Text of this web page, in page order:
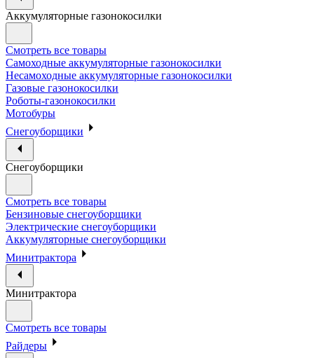
Аккумуляторные газонокосилки
Смотреть все товары
Самоходные аккумуляторные газонокосилки
Несамоходные аккумуляторные газонокосилки
Газовые газонокосилки
Роботы-газонокосилки
Мотобуры
Снегоуборщики
Снегоуборщики
Смотреть все товары
Бензиновые снегоуборщики
Электрические снегоуборщики
Аккумуляторные снегоуборщики
Минитрактора
Минитрактора
Смотреть все товары
Райдеры